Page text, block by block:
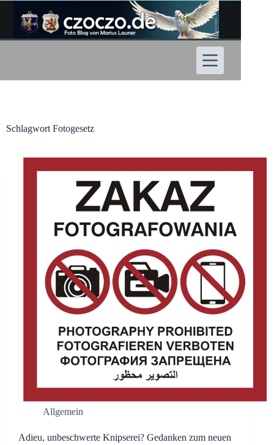
Inhalt
springen
Schlagwort Fotogesetz
Allgemein
Adieu, unbeschwerte Knipserei? Gedanken zum neuen